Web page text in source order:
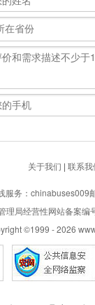
关于我们 | 联系我
服务：chinabuses009
理局经营性网站备案
©1999 -2026